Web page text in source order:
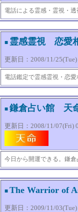
電話による霊感・霊視・
■ 霊感霊視 恋愛
更新日：2008/11/
電話鑑定で霊感霊視・恋
■ 鎌倉占い館
更新日：2008/11/07(Fri)
今日から開運できる。鎌
■ The Warrior of
更新日：2009/11/